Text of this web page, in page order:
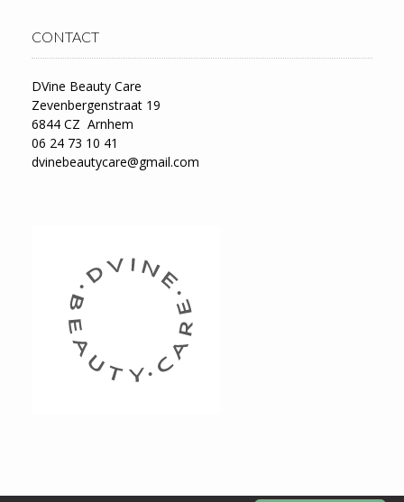
CONTACT
DVine Beauty Care
Zevenbergenstraat 19
6844 CZ Arnhem
06 24 73 10 41
dvinebeautycare@gmail.com